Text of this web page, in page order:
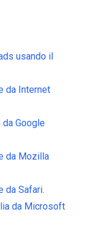
usando il
da Internet
Google
da Mozilla
da Safari.
da Microsoft